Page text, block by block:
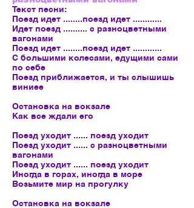
Текст песни:
Поезд идет ........поезд идет ............
Идет поезд .......... с разноцветными
вагонами
Поезд идет ........поезд идет ............
С большими колесами, едущими сами
по себе
Поезд приближается, и ты слышишь
виниее
Остановка на вокзале
Как все ждали его
Поезд уходит ...... поезд уходит
Поезд уходит ...... с разноцветными
вагонами
Поезд уходит ...... поезд уходит
Иногда в горах, иногда в море
Возьмите мир на прогулку
Остановка на вокзале